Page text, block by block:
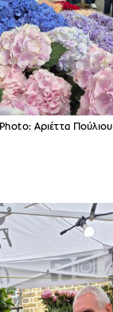
Aριέττα Πούλιου